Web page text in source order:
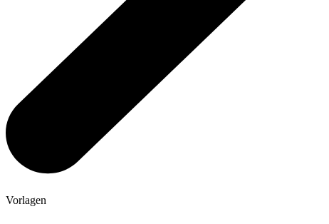
Vorlagen